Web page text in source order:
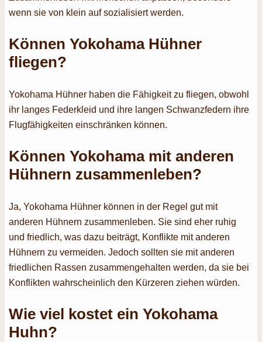
wenn sie von klein auf sozialisiert werden.
Können Yokohama Hühner
fliegen?
Yokohama Hühner haben die Fähigkeit zu fliegen, obwohl
ihr langes Federkleid und ihre langen Schwanzfedern ihre
Flugfähigkeiten einschränken können.
Können Yokohama mit anderen
Hühnern zusammenleben?
Ja, Yokohama Hühner können in der Regel gut mit
anderen Hühnern zusammenleben. Sie sind eher ruhig
und friedlich, was dazu beiträgt, Konflikte mit anderen
Hühnern zu vermeiden. Jedoch sollten sie mit anderen
friedlichen Rassen zusammengehalten werden, da sie bei
Konflikten wahrscheinlich den Kürzeren ziehen würden.
Wie viel kostet einYokohama
Huhn?